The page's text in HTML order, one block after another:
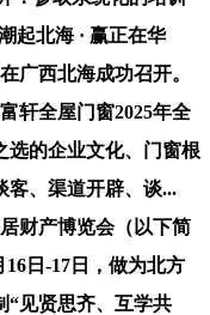
起北海 · 赢正在华
西北海成功召开。
轩全屋门窗2025年全
选的企业文化、门窗根
客、渠道开辟、谈...
财产博览会（以下简
日-17日，做为北方
“见贤思齐、互学共